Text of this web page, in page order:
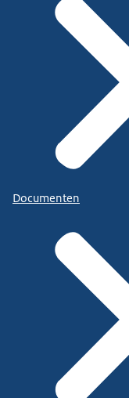
Documenten